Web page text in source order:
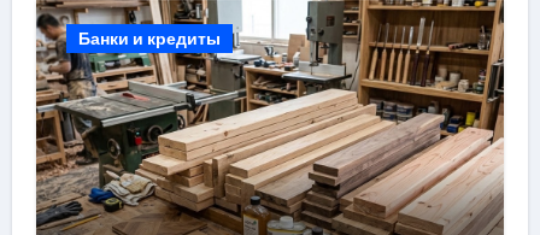
Банки и кредиты